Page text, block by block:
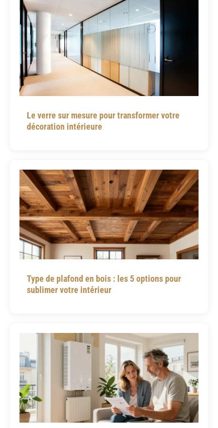
Le verre sur mesure pour transformer votre
décoration intérieure
Type de plafond en bois : les 5 options pour
sublimer votre intérieur